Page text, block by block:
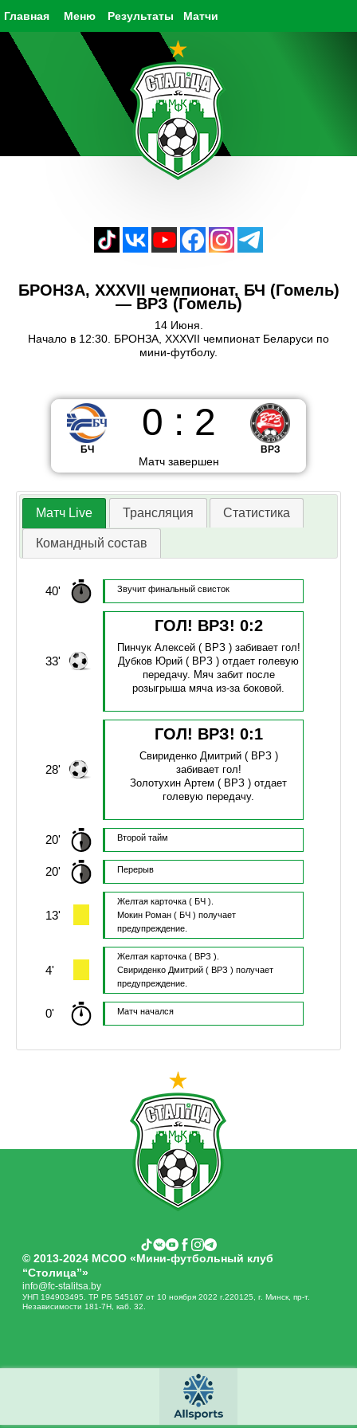
Главная Результаты Матчи
Меню
БРОНЗА, XXXVII чемпионат, БЧ (Гомель)
— ВРЗ (Гомель)
14 Июня.
Начало в 12:30. БРОНЗА, XXXVII чемпионат Беларуси по
мини-футболу.
БЧ
0 : 2
Матч завершен
ВРЗ
Матч Live Трансляция Статистика
Командный состав
40' Звучит финальный свисток
33'
ГОЛ! ВРЗ! 0:2
Пинчук Алексей( ВРЗ ) забивает гол!
Дубков Юрий ( ВРЗ )отдает голевую
передачу. Мяч забит после
розыгрыша мяча из-за боковой.
28'
ГОЛ! ВРЗ! 0:1
Свириденко Дмитрий( ВРЗ )
забивает гол!
Золотухин Артем ( ВРЗ )отдает
голевую передачу.
20' Второй тайм
20' Перерыв
13'
Желтая карточка ( БЧ ).
Мокин Роман( БЧ ) получает
предупреждение.
4'
Желтая карточка ( ВРЗ ).
Свириденко Дмитрий( ВРЗ ) получает
предупреждение.
0' Матч начался
© 2013-2024 МСОО «Мини-футбольный клуб
“Столица”»
info@fc-stalitsa.by
УНП 194903495. ТР РБ 545167 от 10 ноября 2022 г.220125, г. Минск, пр-т.
Независимости 181-7Н, каб. 32.